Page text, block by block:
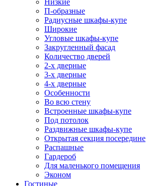
Низкие
П-образные
Радиусные шкафы-купе
Широкие
Угловые шкафы-купе
Закругленный фасад
Количество дверей
2-х дверные
3-х дверные
4-х дверные
Особенности
Во всю стену
Встроенные шкафы-купе
Под потолок
Раздвижные шкафы-купе
Открытая секция посередине
Распашные
Гардероб
Для маленького помещения
Эконом
Гостиные